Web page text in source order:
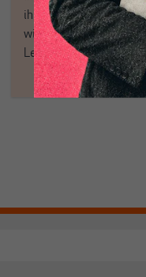
ihrem Enthusiasmus.
wir aus den schmaler
Leitplanken des